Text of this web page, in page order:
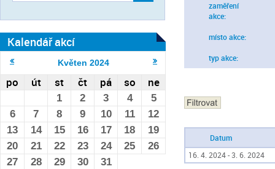
zaměření
akce:
místo akce:
typ akce:
Datum
16. 4. 2024 - 3. 6. 2024
Kalendář akcí
Květen 2024
po út st čt pá so ne
1 2 3 4
5
6
7 8 9 10 11
12
13
14 15 16 17 18
19
20
21 22 23 24 25
26
27
28 29 30 31